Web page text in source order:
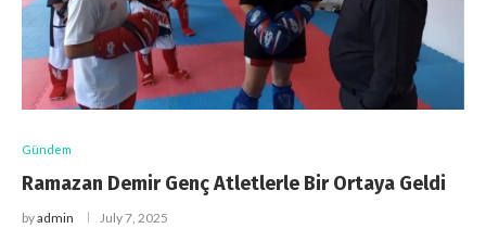
Gündem
Ramazan Demir Genç Atletlerle Bir Ortaya Geldi
byadmin July 7, 2025